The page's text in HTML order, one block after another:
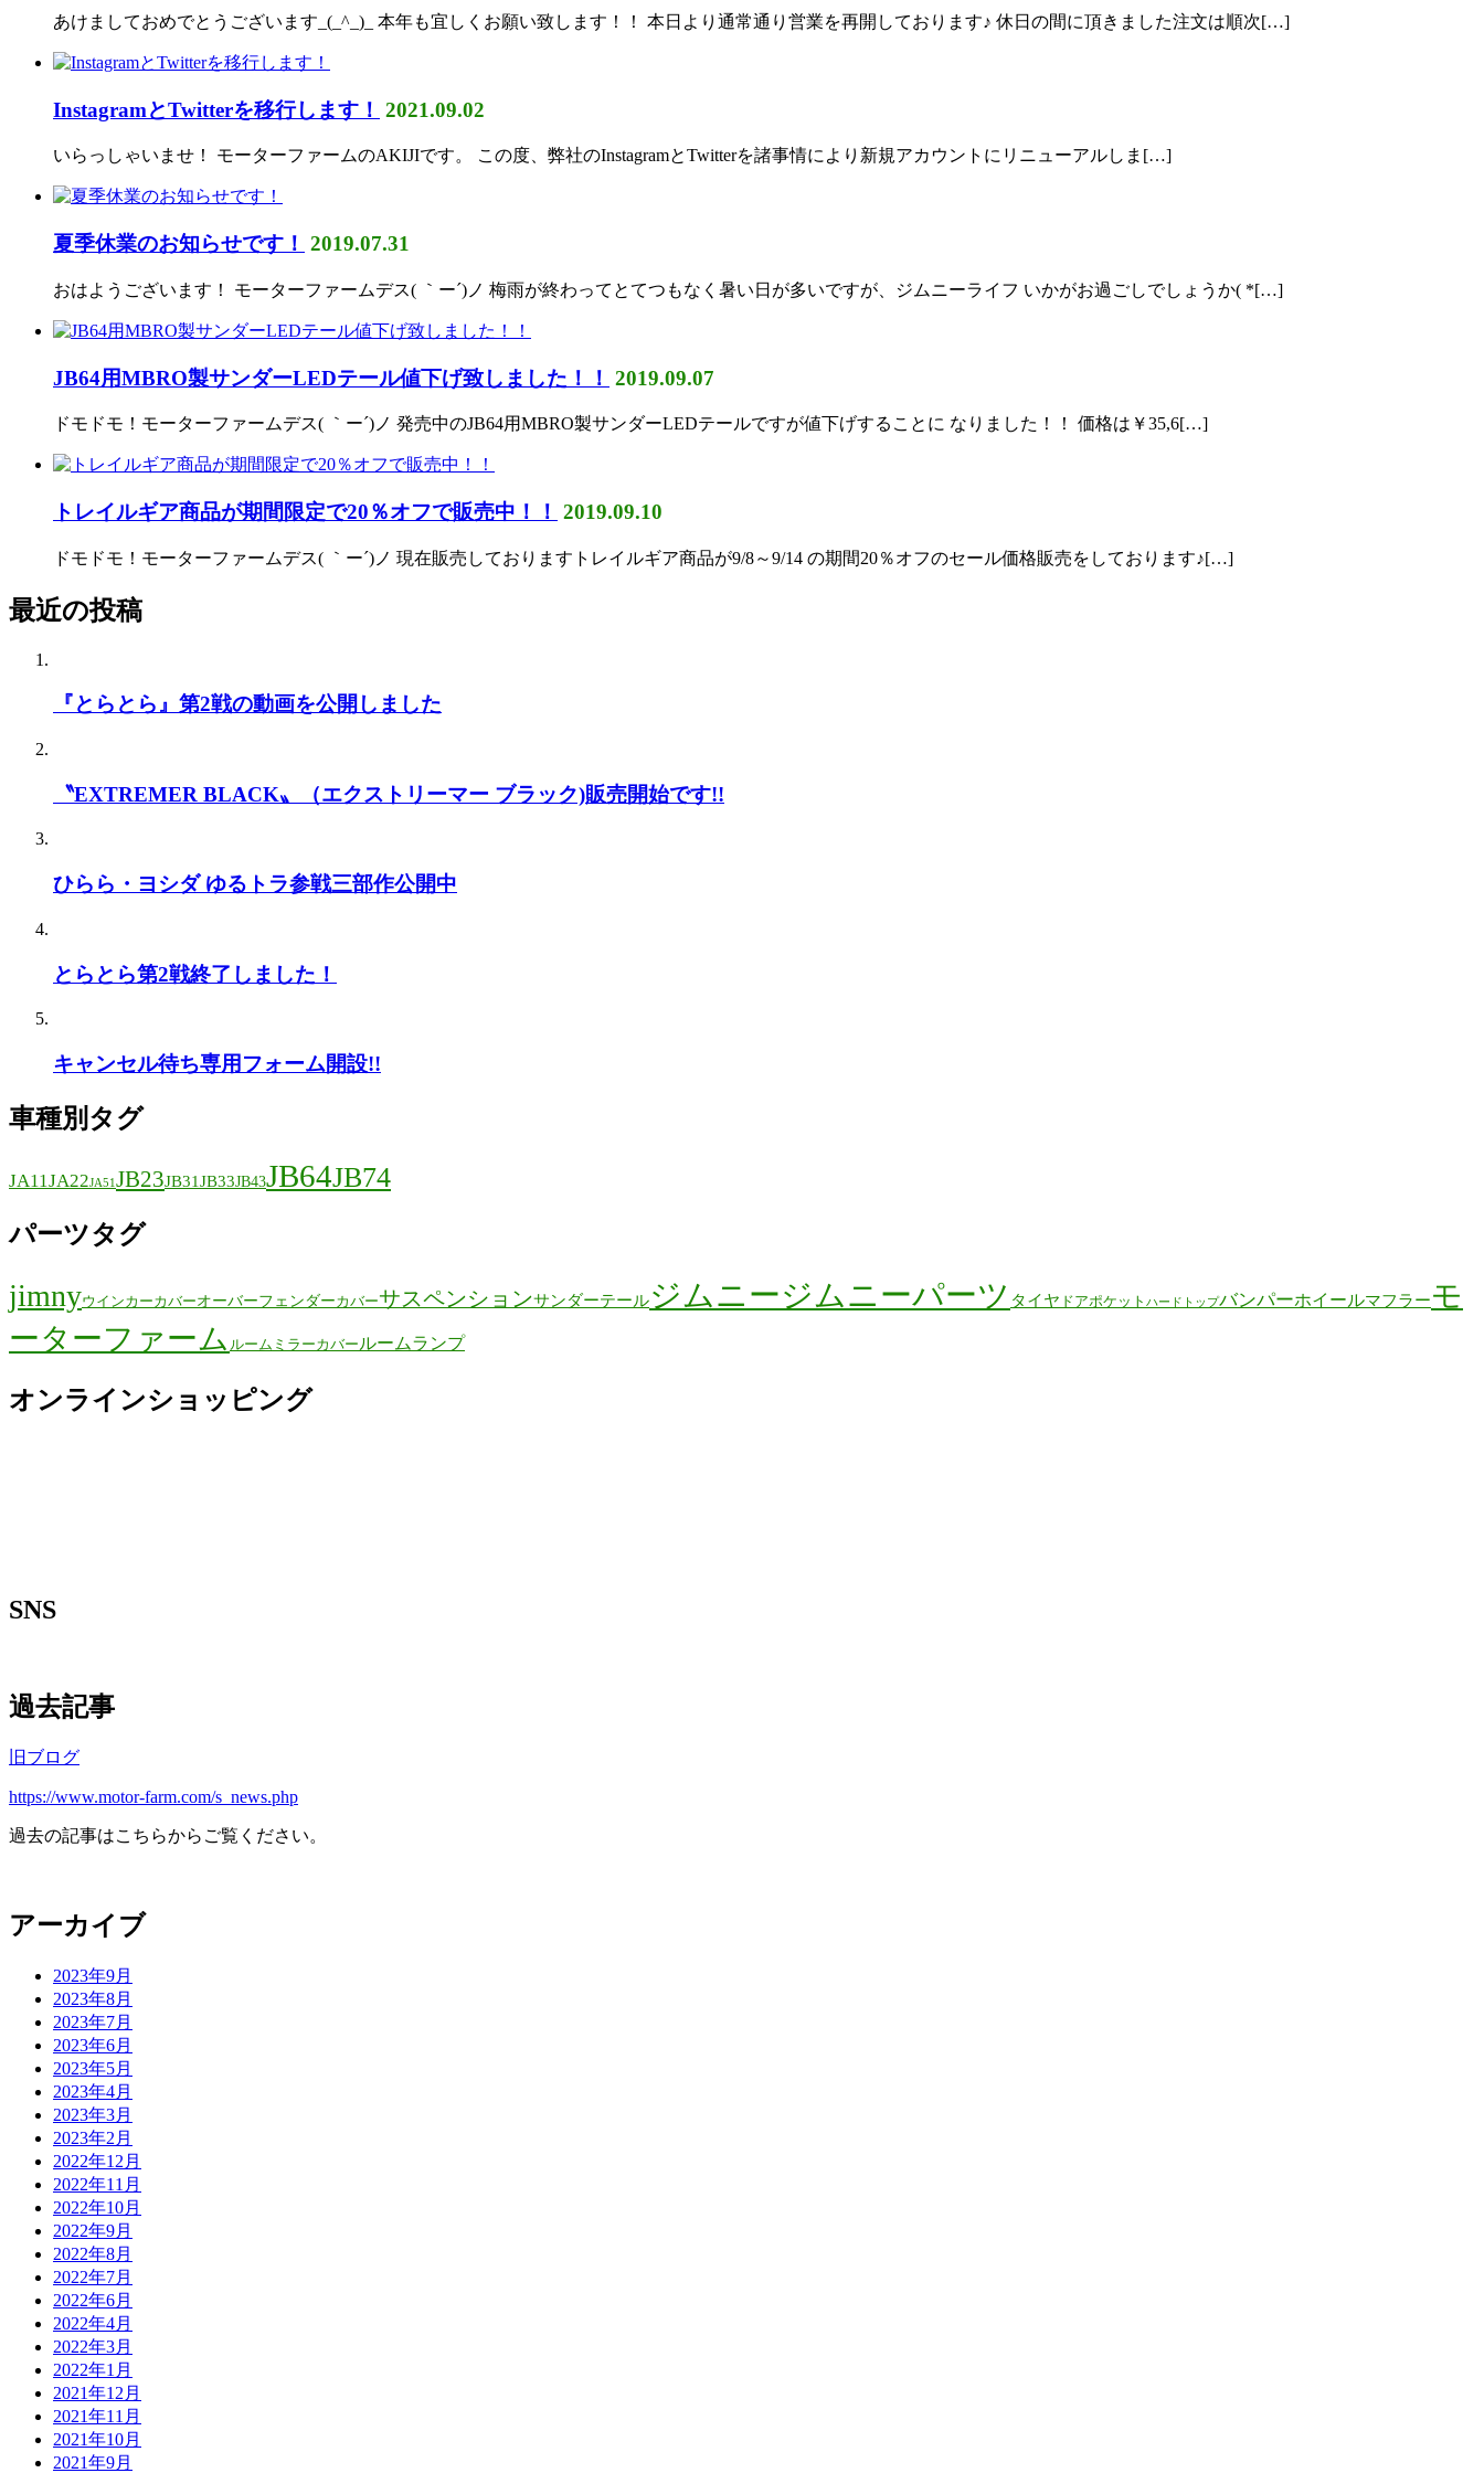
あけましておめでとうございます_(_^_)_ 本年も宜しくお願い致します！！ 本日より通常通り営業を再開しております♪ 休日の間に頂きました注文は順次[…]
InstagramとTwitterを移行します！ 2021.09.02
いらっしゃいませ！ モーターファームのAKIJIです。 この度、弊社のInstagramとTwitterを諸事情により新規アカウントにリニューアルしま[…]
夏季休業のお知らせです！ 2019.07.31
おはようございます！ モーターファームデス( ｀ー´)ノ 梅雨が終わってとてつもなく暑い日が多いですが、ジムニーライフ いかがお過ごしでしょうか( *[…]
JB64用MBRO製サンダーLEDテール値下げ致しました！！ 2019.09.07
ドモドモ！モーターファームデス( ｀ー´)ノ 発売中のJB64用MBRO製サンダーLEDテールですが値下げすることに なりました！！ 価格は￥35,6[…]
トレイルギア商品が期間限定で20％オフで販売中！！ 2019.09.10
ドモドモ！モーターファームデス( ｀ー´)ノ 現在販売しておりますトレイルギア商品が9/8～9/14 の期間20％オフのセール価格販売をしております♪[…]
最近の投稿
『とらとら』第2戦の動画を公開しました
〝EXTREMER BLACK〟（エクストリーマー ブラック)販売開始です!!
ひらら・ヨシダ ゆるトラ参戦三部作公開中
とらとら第2戦終了しました！
キャンセル待ち専用フォーム開設!!
車種別タグ
JA11JA22JA51 JB23JB31JB33JB43JB64JB74
パーツタグ
jimnyウインカーカバーオーバーフェンダーカバーサスペンションサンダーテールジムニージムニーパーツ タイヤ ドアポケット ハードトップバンパーホイールマフラーモ
ーターファーム ルームミラーカバー ルームランプ
オンラインショッピング
SNS
過去記事
旧ブログ
https://www.motor-farm.com/s_news.php
過去の記事はこちらからご覧ください。
アーカイブ
2023年9月
2023年8月
2023年7月
2023年6月
2023年5月
2023年4月
2023年3月
2023年2月
2022年12月
2022年11月
2022年10月
2022年9月
2022年8月
2022年7月
2022年6月
2022年4月
2022年3月
2022年1月
2021年12月
2021年11月
2021年10月
2021年9月